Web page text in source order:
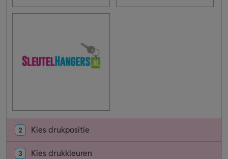
2 Kies drukpositie
3 Kies drukkleuren